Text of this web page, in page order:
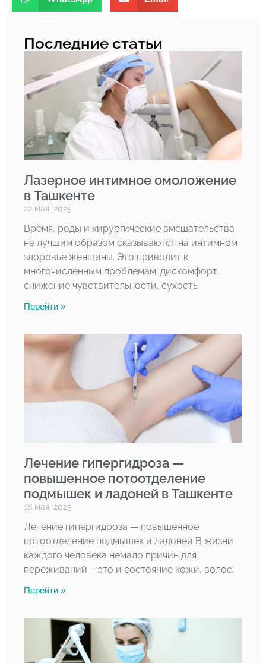
Последние статьи
Лазерное интимное омоложение
в Ташкенте
22 мая, 2025
Время, роды и хирургические вмешательства
не лучшим образом сказываются на интимном
здоровье женщины. Это приводит к
многочисленным проблемам: дискомфорт,
снижение чувствительности, сухость
Перейти »
Лечение гипергидроза —
повышенное потоотделение
подмышек и ладоней в Ташкенте
18 мая, 2025
Лечение гипергидроза — повышенное
потоотделение подмышек и ладоней В жизни
каждого человека немало причин для
переживаний – это и состояние кожи, волос,
Перейти »